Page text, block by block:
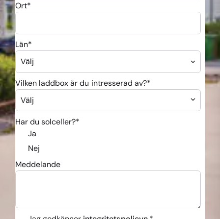
Ort*
Län*
Vilken laddbox är du intresserad av?*
Har du solceller?*
Ja
Nej
Meddelande